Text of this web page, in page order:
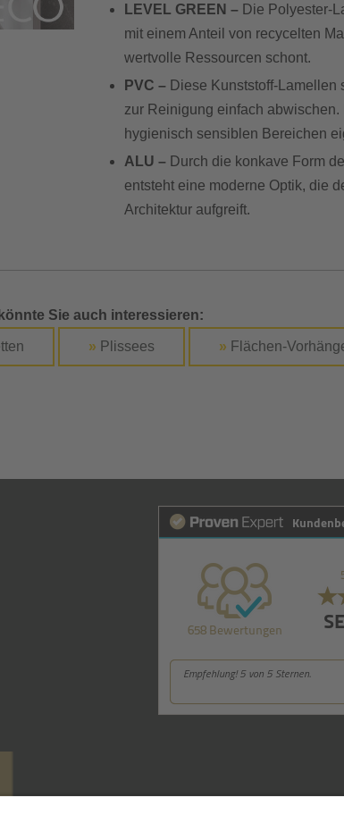
LEVEL GREEN – Die Polyester-
mit einem Anteil von recycelten
wertvolle Ressourcen schont.
PVC – Diese Kunststoff-
zur Reinigung einfach
hygienisch sensiblen Bereichen
ALU – Durch die konkave Form
entsteht eine moderne Optik, die
Architektur aufgreift.
Sie auch interessieren:
» Plissees » Flächen-